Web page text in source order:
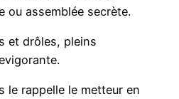
ou assemblée secrète.
et drôles, pleins
le rappelle le metteur en